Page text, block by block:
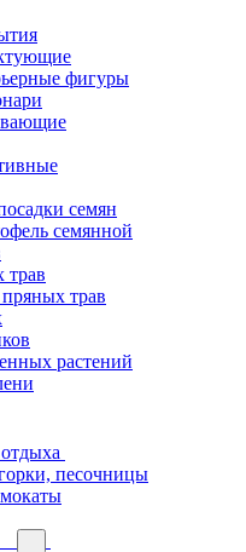
фигуры
семян
семянной
трав
трав
растений
песочницы